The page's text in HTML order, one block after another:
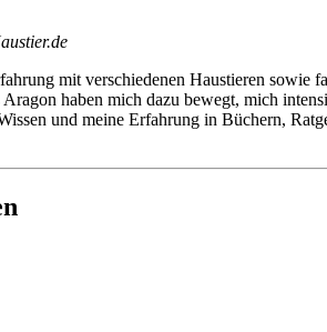
mit verschiedenen Haustieren sowie
haben mich dazu bewegt, mich
und meine Erfahrung in Büchern,